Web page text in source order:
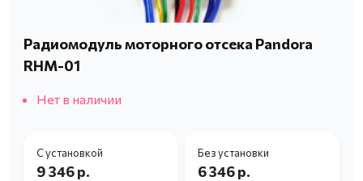
Радиомодуль моторного отсека Pandora
RHM-01
Нет в наличии
С установкой
9 346 р.
Без установки
6 346 р.